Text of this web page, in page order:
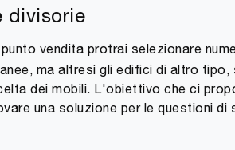
divisorie
vendita protrai selezionare
ma altresì gli edifici di altro
dei mobili. L'obiettivo che ci
una soluzione per le questioni